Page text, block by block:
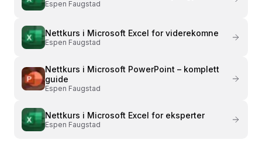
Espen Faugstad
Nettkurs i Microsoft Excel for viderekomne
Espen Faugstad
Nettkurs i Microsoft PowerPoint – komplett
guide
Espen Faugstad
Nettkurs i Microsoft Excel for eksperter
Espen Faugstad